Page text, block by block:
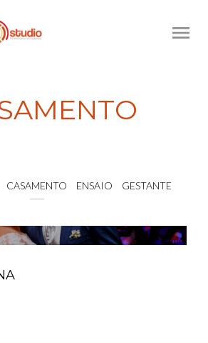
menu
CASAMENTO ENSAIO GESTANTE